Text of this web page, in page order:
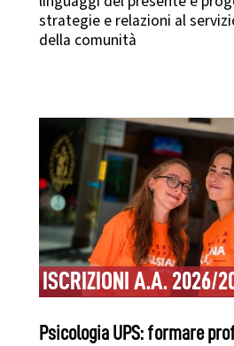
strategie e relazioni al
della comunità
ISCRIZIONI A.A. 2026/
Psicologia UPS: formare